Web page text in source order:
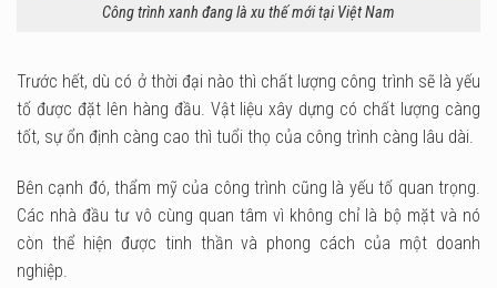
Công trình xanh đang là xu thế mới tại Việt Nam
Trước hết, dù có ở thời đại nào thì chất lượng công trình sẽ là yếu
tố được đặt lên hàng đầu. Vật liệu xây dựng có chất lượng càng
tốt, sự ổn định càng cao thì tuổi thọ của công trình càng lâu dài.
Bên cạnh đó, thẩm mỹ của công trình cũng là yếu tố quan trọng.
Các nhà đầu tư vô cùng quan tâm vì không chỉ là bộ mặt và nó
còn thể hiện được tinh thần và phong cách của một doanh
nghiệp.